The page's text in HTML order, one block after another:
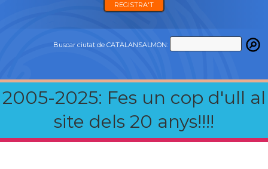
REGISTRA'T
Buscar ciutat de CATALANSALMON:
2005-2025: Fes un cop d'ull al
site dels 20 anys!!!!